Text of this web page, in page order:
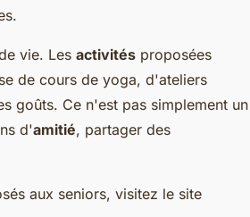
vie. Les activités proposées
de cours de yoga, d'ateliers
goûts. Ce n'est pas simplement un
d'amitié, partager des
aux seniors, visitez le site